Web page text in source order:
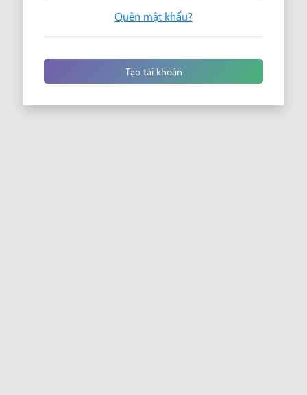
Quên mật khẩu?
Tạo tài khoản